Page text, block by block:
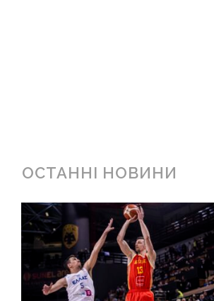
ОСТАННІ НОВИНИ